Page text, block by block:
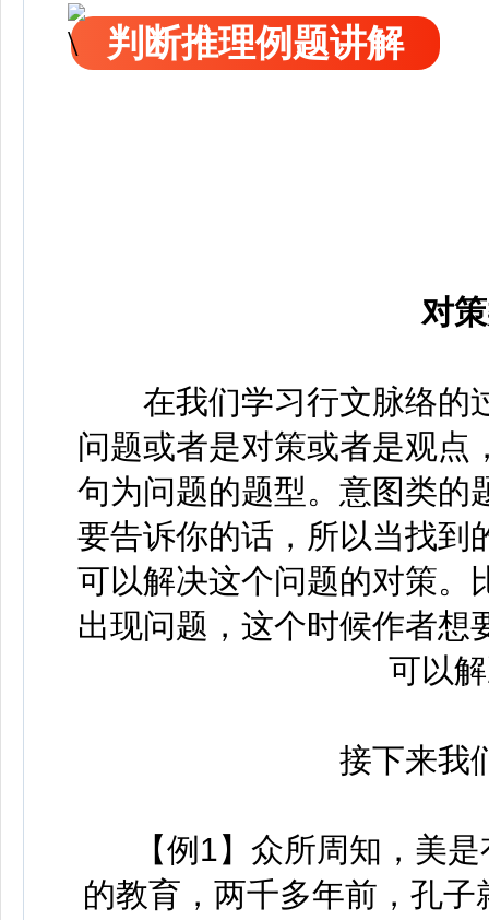
判断推理例题讲解
对
在我们学习行文脉络的
问题或者是对策或者是观点
句为问题的题型。意图类的
要告诉你的话，所以当找到
可以解决这个问题的对策。
出现问题，这个时候作者想
可以
接下来我们
【例1】众所周知，美是
的教育，两千多年前，孔子